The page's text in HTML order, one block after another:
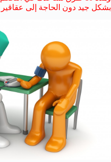
بشكل جيد دون الحاجة إلى عقاقير